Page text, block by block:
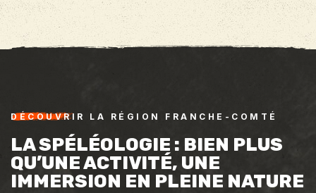
DÉCOUVRIR LA RÉGION FRANCHE-COMTÉ
LA SPÉLÉOLOGIE : BIEN PLUS
QU’UNE ACTIVITÉ, UNE
IMMERSION EN PLEINE NATURE